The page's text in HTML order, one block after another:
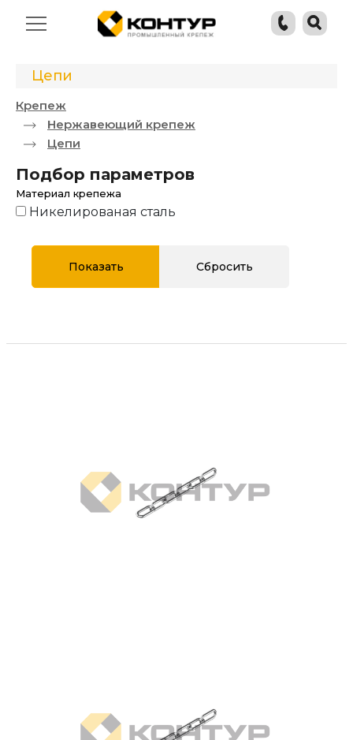
Цепи
Крепеж
Нержавеющий крепеж
Цепи
Подбор параметров
Материал крепежа
Никелированая сталь